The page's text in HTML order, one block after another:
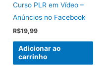
Curso PLR em Vídeo –
Anúncios no Facebook
R$19,99
Adicionar ao
carrinho